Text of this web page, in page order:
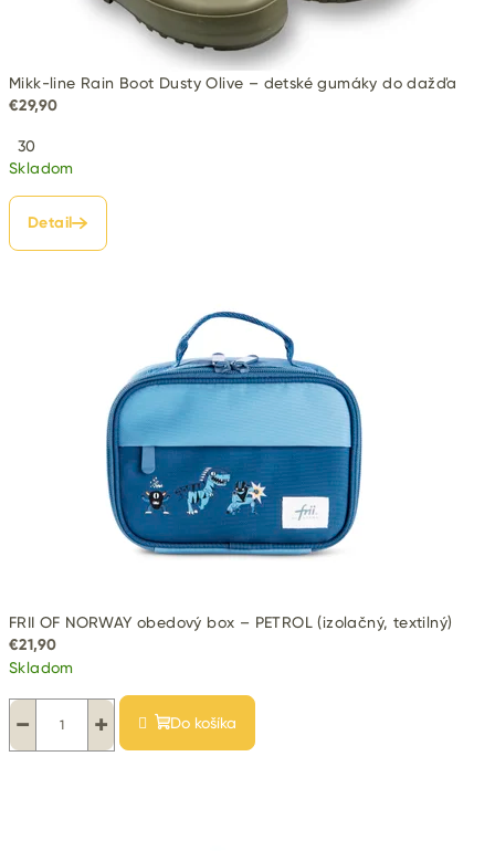
,
h
r
a
č
n
é
o
b
Mikk-line Rain Boot Dusty Olive – detské gumáky do dažďa
€29,90
30
Skladom
Detail
FRII OF NORWAY obedový box – PETROL (izolačný, textilný)
€21,90
Skladom
+
− Do košíka